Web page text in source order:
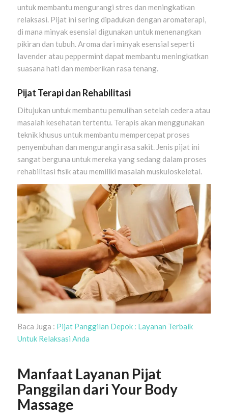
untuk membantu mengurangi stres dan meningkatkan
relaksasi. Pijat ini sering dipadukan dengan aromaterapi,
di mana minyak esensial digunakan untuk menenangkan
pikiran dan tubuh. Aroma dari minyak esensial seperti
lavender atau peppermint dapat membantu meningkatkan
suasana hati dan memberikan rasa tenang.
Pijat Terapi dan Rehabilitasi
Ditujukan untuk membantu pemulihan setelah cedera atau
masalah kesehatan tertentu. Terapis akan menggunakan
teknik khusus untuk membantu mempercepat proses
penyembuhan dan mengurangi rasa sakit. Jenis pijat ini
sangat berguna untuk mereka yang sedang dalam proses
rehabilitasi fisik atau memiliki masalah muskuloskeletal.
Baca Juga : Pijat Panggilan Depok : Layanan Terbaik
Untuk Relaksasi Anda
Manfaat Layanan Pijat
Panggilan dari Your Body
Massage